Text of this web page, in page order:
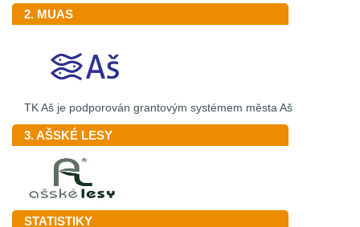
2. MUAS
TK Aš je podporován grantovým systémem města Aš
3. AŠSKÉ LESY
STATISTIKY